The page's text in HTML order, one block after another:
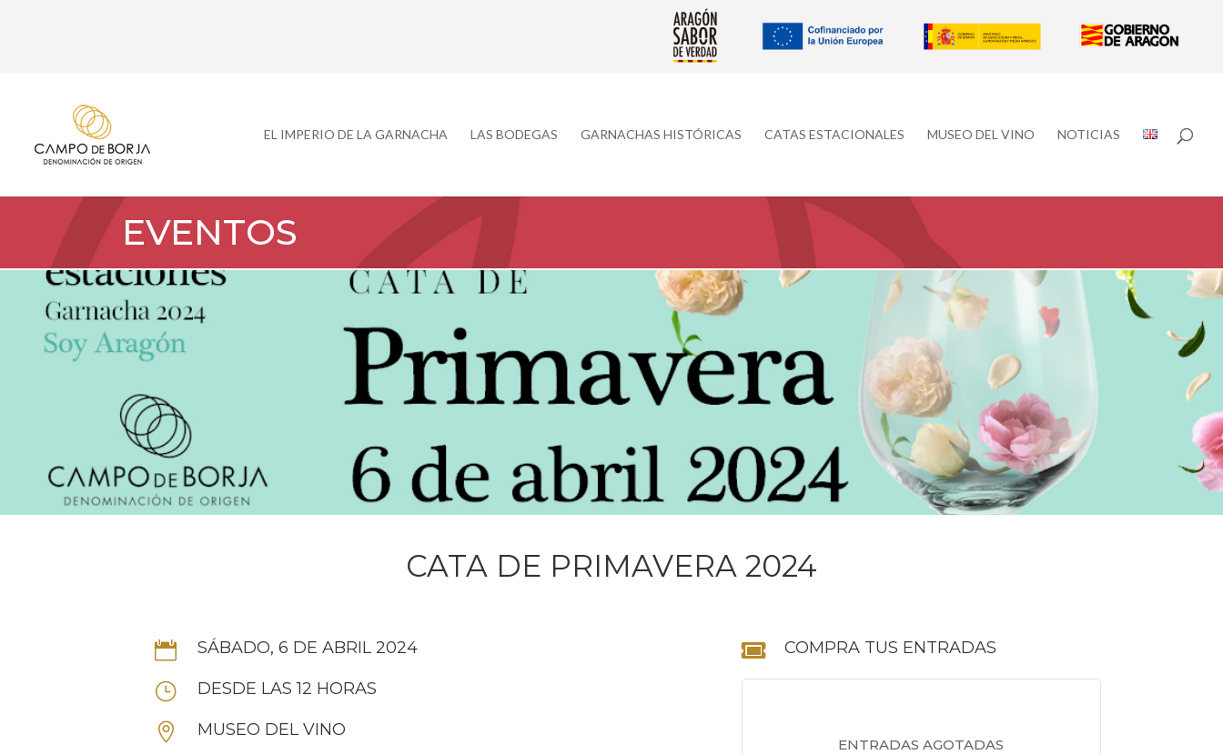
EL IMPERIO DE LA GARNACHA LAS BODEGAS GARNACHAS HISTÓRICAS CATAS ESTACIONALES MUSEO DEL VINO NOTICIAS
EVENTOS
CATA DE PRIMAVERA 2024
 SÁBADO, 6 DE ABRIL 2024
} DESDE LAS 12 HORAS
 MUSEO DEL VINO
 COMPRA TUS ENTRADAS
ENTRADAS AGOTADAS